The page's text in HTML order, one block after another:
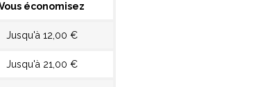
économisez
Jusqu'à 12,00 €
Jusqu'à 21,00 €